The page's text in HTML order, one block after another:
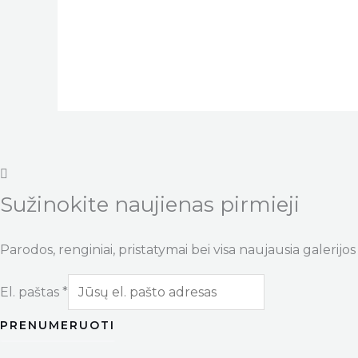
Sužinokite naujienas pirmieji
Parodos, renginiai, pristatymai bei visa naujausia galerijos
El. paštas *
PRENUMERUOTI